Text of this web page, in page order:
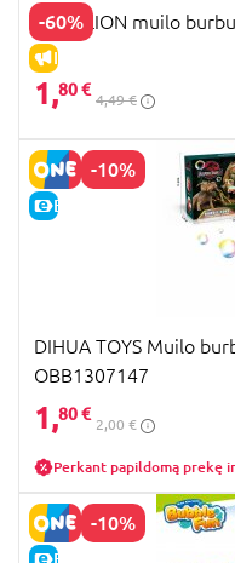
-60%
IŠPARDAVIMAS
GAZILLION muilo
1,80 €
4,49 €
-10%
E-KAINA
DIHUA TOYS Muilo
OBB1307147
1,80 €
2,00 €
Perkant papildomą prekę
-10%
E-KAINA